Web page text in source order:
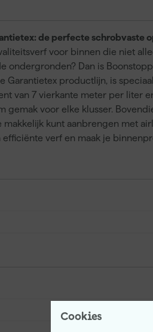
Cookies
de perfecte schrobvaste
voor binnen die niet
ondergronden? Dan is
Garantietex productlijn, is
van 7 vierkante meter per liter
gemak voor elke klusser.
kunt aanbrengen met
verf en maak je